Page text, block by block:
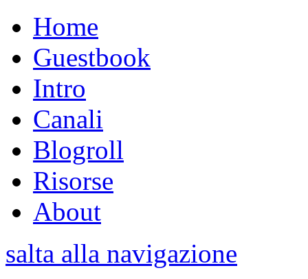
Home
Guestbook
Intro
Canali
Blogroll
Risorse
About
salta alla navigazione